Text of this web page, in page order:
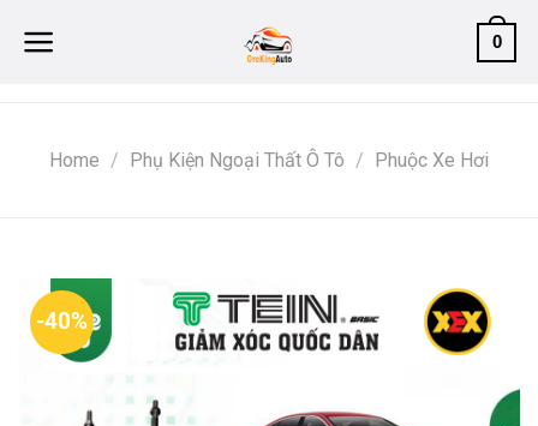
0
Home / Phụ Kiện Ngoại Thất Ô Tô / Phuộc Xe Hơi
-40%